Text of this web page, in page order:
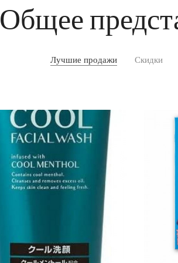
Общее
Лучшие продажи Скидки